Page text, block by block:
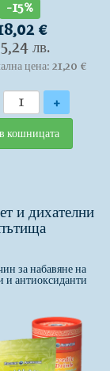
-15%
€
лв.
цена: 21,20 €
+
в кошницата
и дихателни
за набавяне на
и антиоксиданти